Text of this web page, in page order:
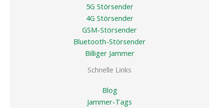
5G Störsender
4G Störsender
GSM-Störsender
Bluetooth-Störsender
Billiger Jammer
Schnelle Links
Blog
Jammer-Tags